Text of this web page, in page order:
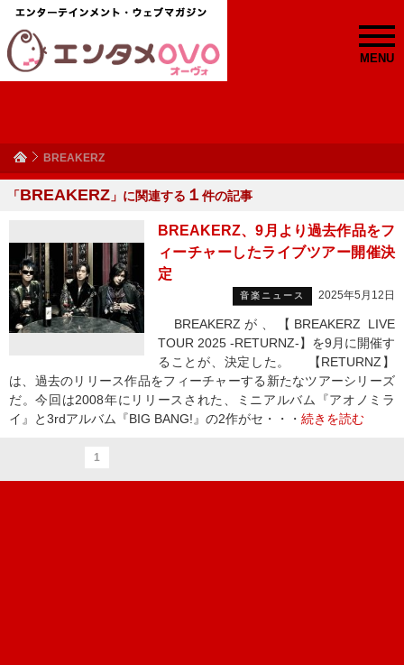
MENU
BREAKERZ
「BREAKERZ 」に関連する １ 件の記事
BREAKERZ、9月より過去作品をフ
ィーチャーしたライブツアー開催決
定
音楽ニュース 2025年5月12日
BREAKERZが、【BREAKERZ LIVE
TOUR 2025 -RETURNZ-】を9月に開催す
ることが、決定した。 【RETURNZ】
は、過去のリリース作品をフィーチャーする新たなツアーシリーズ
だ。今回は2008年にリリースされた、ミニアルバム『アオノミラ
イ』と3rdアルバム『BIG BANG!』の2作がセ・・・ 続きを読む
1